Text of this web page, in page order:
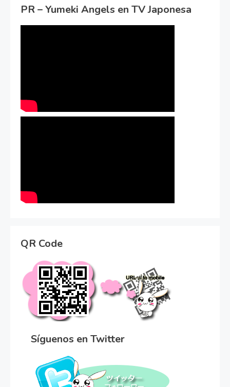
PR – Yumeki Angels en TV Japonesa
QR Code
Síguenos en Twitter